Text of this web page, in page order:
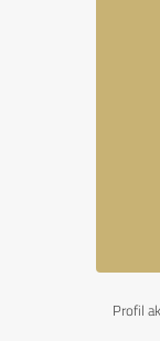
Profil